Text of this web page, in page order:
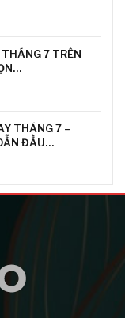
7 TRÊN
THÁNG 7 –
ĐẦU…